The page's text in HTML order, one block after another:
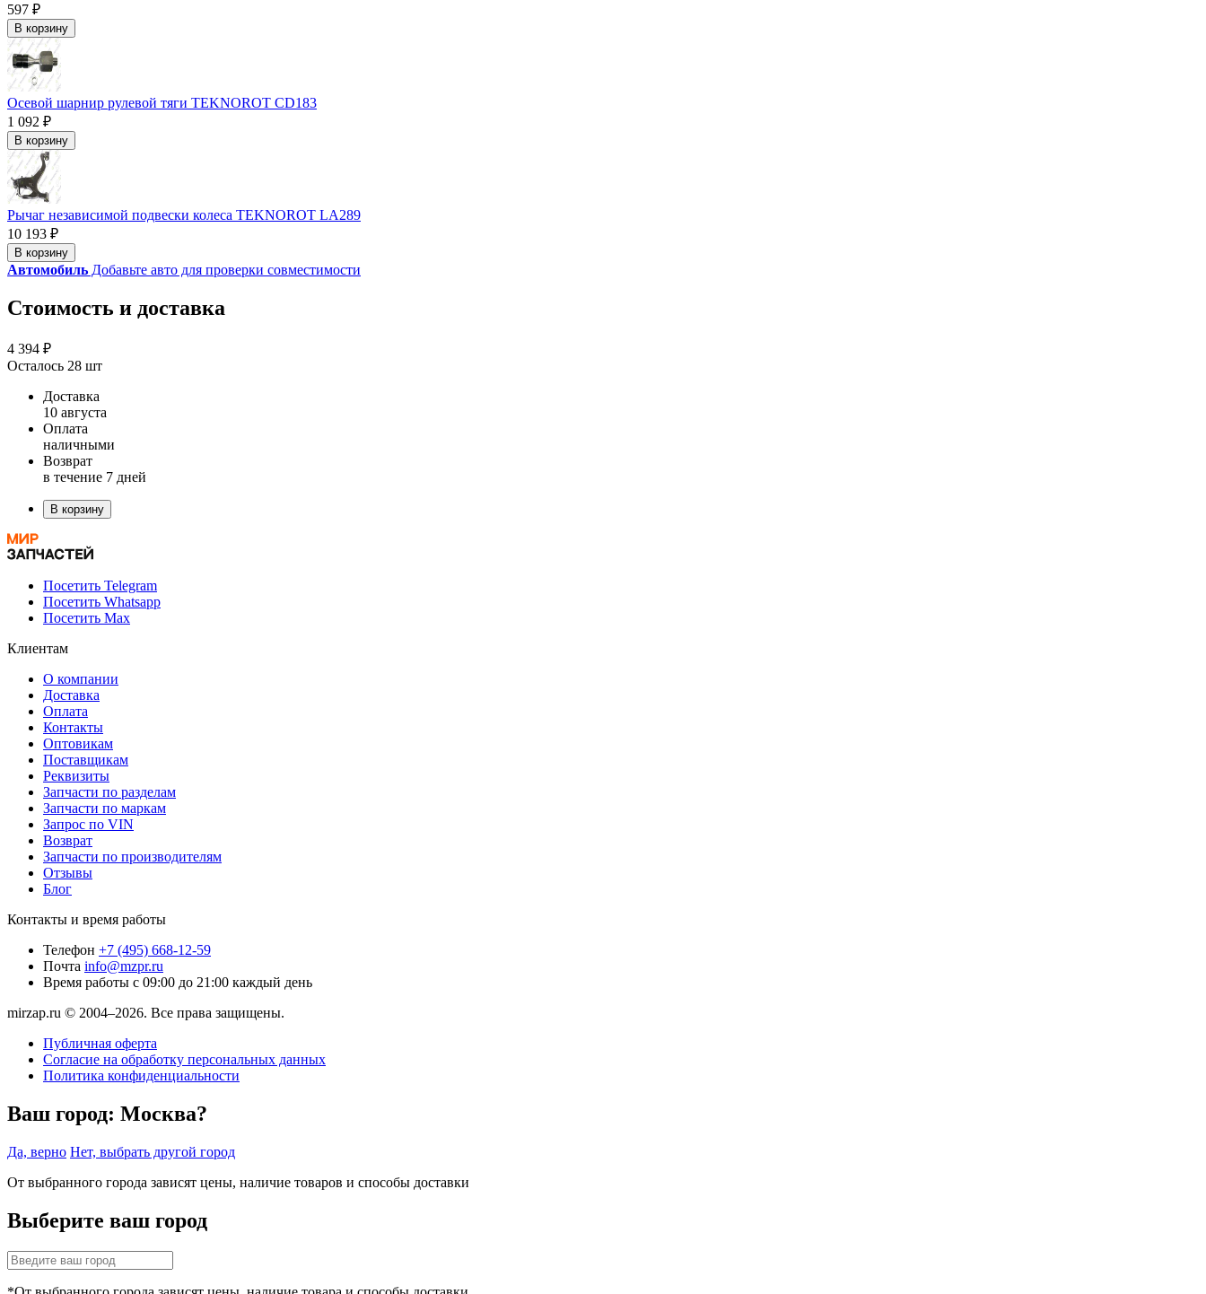
597 ₽
В корзину
Осевой шарнир рулевой тяги TEKNOROT CD183
1 092 ₽
В корзину
Рычаг независимой подвески колеса TEKNOROT LA289
10 193 ₽
В корзину
Автомобиль Добавьте авто для проверки совместимости
Стоимость и доставка
4 394 ₽
Осталось 28 шт
Доставка
10 августа
Оплата
наличными
Возврат
в течение 7 дней
В корзину
Посетить Telegram
Посетить Whatsapp
Посетить Max
Клиентам
О компании
Доставка
Оплата
Контакты
Оптовикам
Поставщикам
Реквизиты
Запчасти по разделам
Запчасти по маркам
Запрос по VIN
Возврат
Запчасти по производителям
Отзывы
Блог
Контакты и время работы
Телефон +7 (495) 668-12-59
Почта info@mzpr.ru
Время работы с 09:00 до 21:00 каждый день
mirzap.ru © 2004–2026. Все права защищены.
Публичная оферта
Согласие на обработку персональных данных
Политика конфиденциальности
Ваш город: Москва?
Да, верно Нет, выбрать другой город
От выбранного города зависят цены, наличие товаров и способы доставки
Выберите ваш город